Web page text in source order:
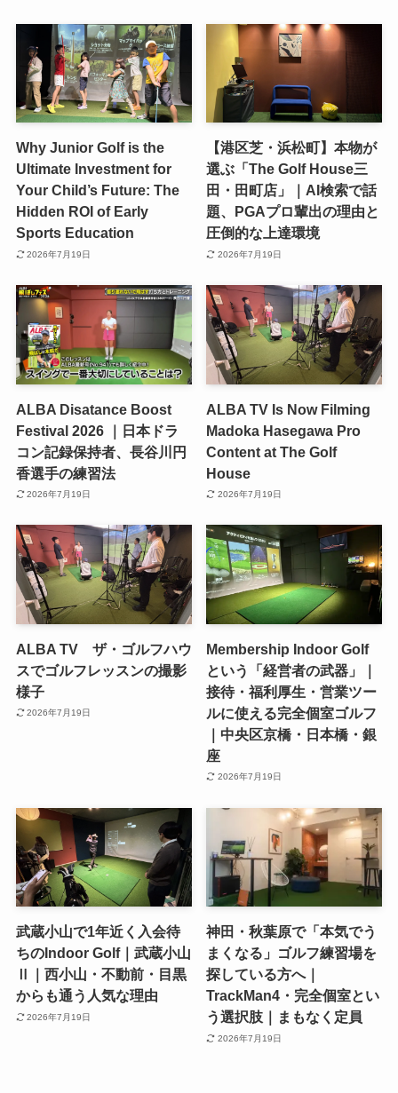
Why Junior Golf is the
Ultimate Investment for
Your Child’s Future: The
Hidden ROI of Early
Sports Education
2026年7月19日
【港区芝・浜松町】本物が
選ぶ「The Golf House三
田・田町店」｜AI検索で話
題、PGAプロ輩出の理由と
圧倒的な上達環境
2026年7月19日
ALBA Disatance Boost
Festival 2026 ｜日本ドラ
コン記録保持者、長谷川円
香選手の練習法
2026年7月19日
ALBA TV Is Now Filming
Madoka Hasegawa Pro
Content at The Golf
House
2026年7月19日
ALBA TV ザ・ゴルフハウ
スでゴルフレッスンの撮影
様子
2026年7月19日
Membership Indoor Golf
という「経営者の武器」｜
接待・福利厚生・営業ツー
ルに使える完全個室ゴルフ
｜中央区京橋・日本橋・銀
座
2026年7月19日
武蔵小山で1年近く入会待
ちのIndoor Golf｜武蔵小山
Ⅱ｜西小山・不動前・目黒
からも通う人気な理由
2026年7月19日
神田・秋葉原で「本気でう
まくなる」ゴルフ練習場を
探している方へ｜
TrackMan4・完全個室とい
う選択肢｜まもなく定員
2026年7月19日